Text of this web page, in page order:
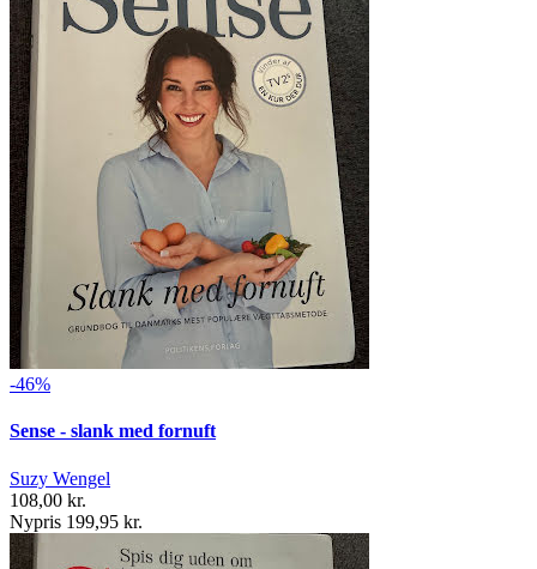
-46%
Sense - slank med fornuft
Suzy Wengel
108,00 kr.
Nypris 199,95 kr.